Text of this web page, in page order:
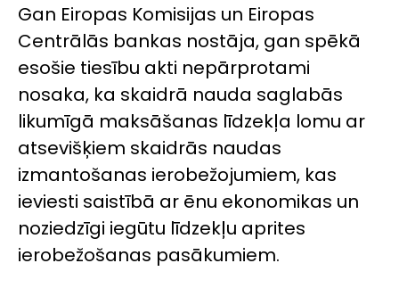
Gan Eiropas Komisijas un Eiropas
Centrālās bankas nostāja, gan spēkā
esošie tiesību akti nepārprotami
nosaka, ka skaidrā nauda saglabās
likumīgā maksāšanas līdzekļa lomu ar
atsevišķiem skaidrās naudas
izmantošanas ierobežojumiem, kas
ieviesti saistībā ar ēnu ekonomikas un
noziedzīgi iegūtu līdzekļu aprites
ierobežošanas pasākumiem.